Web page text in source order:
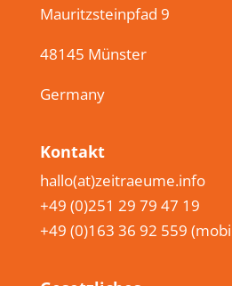
Mauritzsteinpfad 9
48145 Münster
Germany
Kontakt
hallo(at)zeitraeume.info
+49 (0)251 29 79 47 19
+49 (0)163 36 92 559